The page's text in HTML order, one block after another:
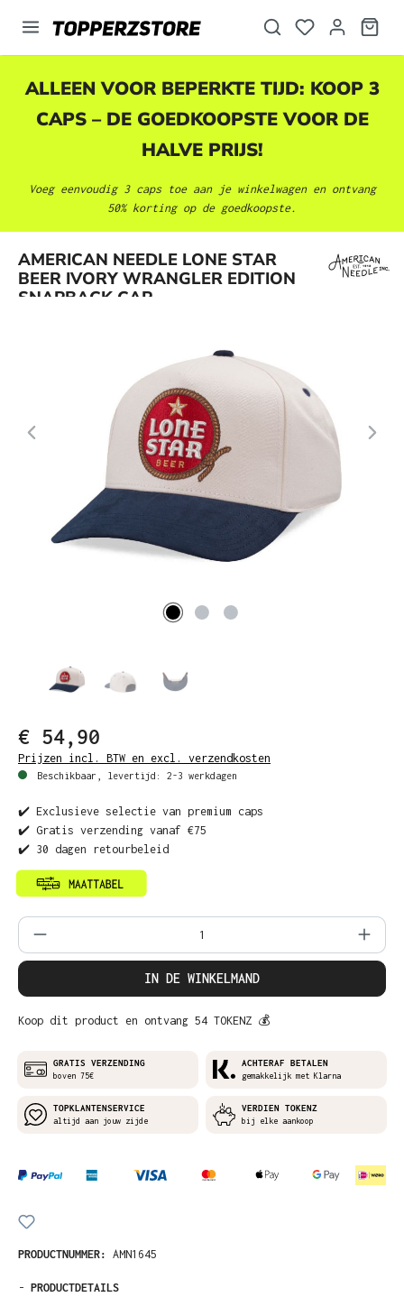
ALLEEN VOOR BEPERKTE TIJD: KOOP 3
CAPS – DE GOEDKOOPSTE VOOR DE
HALVE PRIJS!
Voeg eenvoudig 3 caps toe aan je winkelwagen en ontvang
50% korting op de goedkoopste.
AMERICAN NEEDLE LONE STAR
BEER IVORY WRANGLER EDITION
SNAPBACK CAP
Afbeeldingengalerij overslaan
€ 54,90
Prijzen incl. BTW en excl. verzendkosten
Beschikbaar, levertijd: 2-3 werkdagen
✔️ Exclusieve selectie van premium caps
✔️ Gratis verzending vanaf €75
✔️ 30 dagen retourbeleid
Producthoeveelheid: Voer de gewenste
IN DE WINKELMAND
Koop dit product en ontvang 54 TOKENZ 💰
GRATIS VERZENDING
boven 75€
ACHTERAF BETALEN
gemakkelijk met Klarna
TOPKLANTENSERVICE
altijd aan jouw zijde
VERDIEN TOKENZ
bij elke aankoop
PRODUCTNUMMER: AMN1645
- PRODUCTDETAILS